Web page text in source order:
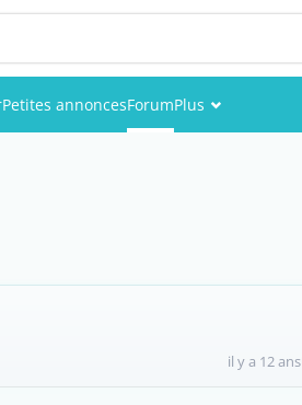
Petites annoncesForumPlus
il y a 12 ans